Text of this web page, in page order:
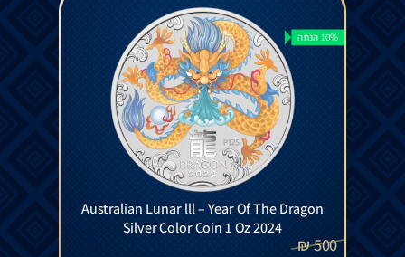
10% הנחה
Australian Lunar lll – Year Of The Dragon
Silver Color Coin 1 Oz 2024
500
₪